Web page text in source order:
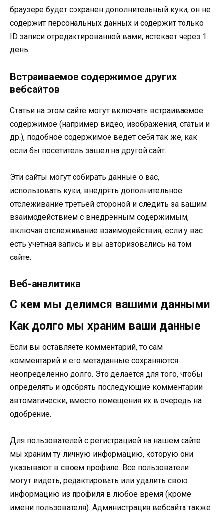
браузере будет сохранен дополнительный куки, он не
содержит персональных данных и содержит только
ID записи отредактированной вами, истекает через 1
день.
Встраиваемое содержимое других
вебсайтов
Статьи на этом сайте могут включать встраиваемое
содержимое (например видео, изображения, статьи и
др.), подобное содержимое ведет себя так же, как
если бы посетитель зашел на другой сайт.
Эти сайты могут собирать данные о вас,
использовать куки, внедрять дополнительное
отслеживание третьей стороной и следить за вашим
взаимодействием с внедренным содержимым,
включая отслеживание взаимодействия, если у вас
есть учетная запись и вы авторизовались на том
сайте.
Веб-аналитика
С кем мы делимся вашими данными
Как долго мы храним ваши данные
Если вы оставляете комментарий, то сам
комментарий и его метаданные сохраняются
неопределенно долго. Это делается для того, чтобы
определять и одобрять последующие комментарии
автоматически, вместо помещения их в очередь на
одобрение.
Для пользователей с регистрацией на нашем сайте
мы храним ту личную информацию, которую они
указывают в своем профиле. Все пользователи
могут видеть, редактировать или удалить свою
информацию из профиля в любое время (кроме
имени пользователя). Администрация вебсайта также